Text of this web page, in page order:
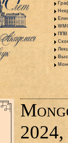
ППВ